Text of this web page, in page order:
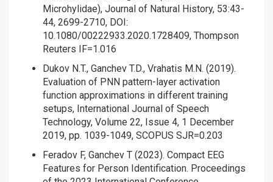
Microhylidae), Journal of Natural History, 53:43-
44, 2699-2710, DOI:
10.1080/00222933.2020.1728409, Thompson
Reuters IF=1.016
Dukov N.T., Ganchev T.D., Vrahatis M.N. (2019).
Evaluation of PNN pattern-layer activation
function approximations in different training
setups, International Journal of Speech
Technology, Volume 22, Issue 4, 1 December
2019, pp. 1039-1049, SCOPUS SJR=0.203
Feradov F, Ganchev T (2023). Compact EEG
Features for Person Identification. Proceedings